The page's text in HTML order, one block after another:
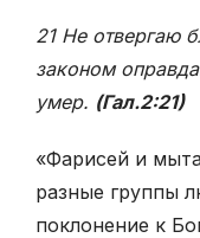
21 Не отвергаю
законом
умер. (Гал.2:21)
«Фарисей и
разные группы
поклонение к